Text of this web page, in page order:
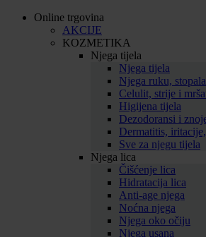
Online trgovina
AKCIJE
KOZMETIKA
Njega tijela
Njega tijela
Njega ruku,
Celulit, strije i
Higijena tijela
Dezodoransi i
Dermatitis,
Sve za njegu tijela
Njega lica
Čišćenje lica
Hidratacija lica
Anti-age njega
Noćna njega
Njega oko očiju
Njega usana